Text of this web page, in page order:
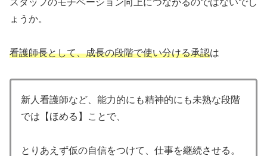
スタッフのモチベーション向上につながるのではないでし
ょうか。
看護師長として、成長の段階で使い分ける承認は
新人看護師など、能力的にも精神的にも未熟な段階
では【ほめる】ことで、
とりあえず仮の自信をつけて、仕事を継続させる。